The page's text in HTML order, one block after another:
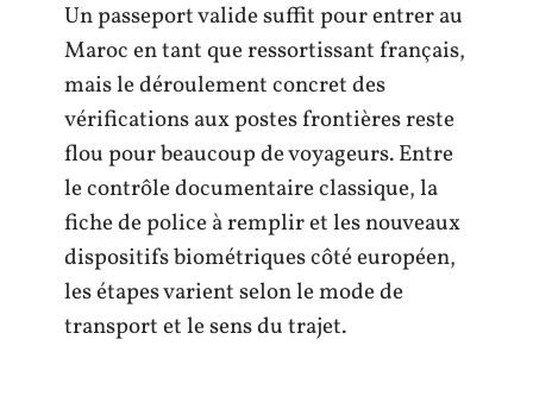
Un passeport valide suffit pour entrer au
Maroc en tant que ressortissant français,
mais le déroulement concret des
vérifications aux postes frontières reste
flou pour beaucoup de voyageurs. Entre
le contrôle documentaire classique, la
fiche de police à remplir et les nouveaux
dispositifs biométriques côté européen,
les étapes varient selon le mode de
transport et le sens du trajet.